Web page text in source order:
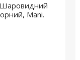
Шаровидний
Mani.